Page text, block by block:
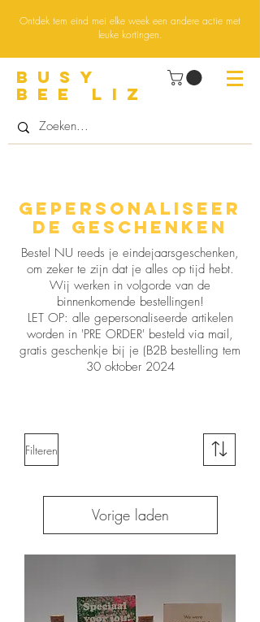
Ontdek tem eind mei elke week een andere actie met
leuke kortingen.
BUsY
BEE LIZ
Gepersonaliseer
de geschenken
Bestel NU reeds je eindejaarsgeschenken,
om zeker te zijn dat je alles op tijd hebt.
Wij werken in volgorde van de
binnenkomende bestellingen!
LET OP: alle gepersonaliseerde artikelen
worden in 'PRE ORDER' besteld via mail,
gratis geschenkje bij je (B2B bestelling tem
30 oktober 2024
Filteren
Vorige laden